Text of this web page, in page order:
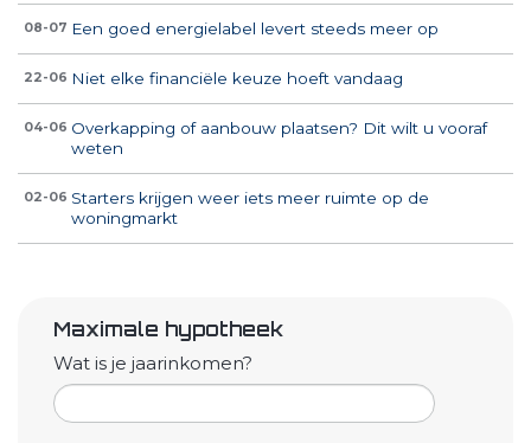
08-07 Een goed energielabel levert steeds meer op
22-06 Niet elke financiële keuze hoeft vandaag
04-06 Overkapping of aanbouw plaatsen? Dit wilt u vooraf
weten
02-06 Starters krijgen weer iets meer ruimte op de
woningmarkt
Maximale hypotheek
Wat is je jaarinkomen?